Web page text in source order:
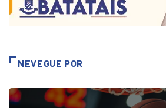
NEVEGUE POR